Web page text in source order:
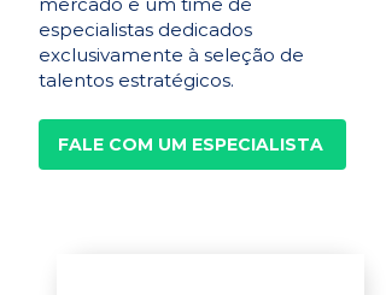
especialistas dedicados
exclusivamente à seleção de
talentos estratégicos.
FALE COM UM ESPECIALISTA